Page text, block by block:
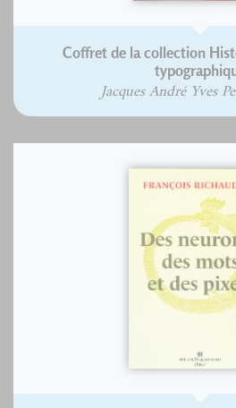
Coffret de la collection
Jacques André Yves